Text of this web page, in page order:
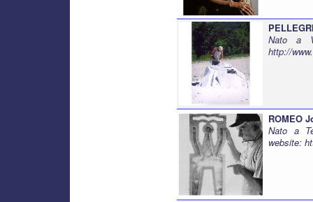
Nato a
http://
ROMEO
Nato a
website: